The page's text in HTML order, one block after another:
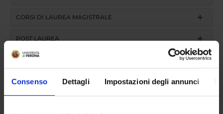
Consenso Dettagli Impostazioni degli annunci
CORSI DI LAUREA MAGISTRALE
POST LAUREA